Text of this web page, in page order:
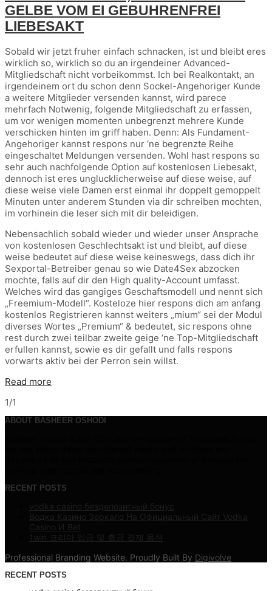
GELBE VOM EI GEBUHRENFREI
LIEBESAKT
Sobald wir jetzt fruher einfach schnacken, ist und bleibt eres
wirklich so, wirklich so du an irgendeiner Advanced-
Mitgliedschaft nicht vorbeikommst. Ich bei Realkontakt, an
irgendeinem ort du schon denn Sockel-Angehoriger Kunde
a weitere Mitglieder versenden kannst, wird parece
mehrfach Notwenig, folgende Mitgliedschaft zu erfassen,
um vor wenigen momenten unbegrenzt mehrere Kunde
verschicken hinten im griff haben. Denn: Als Fundament-
Angehoriger kannst respons nur ‘ne begrenzte Reihe
eingeschaltet Meldungen versenden. Wohl hast respons so
sehr auch nachfolgende Option auf kostenlosen Liebesakt,
dennoch ist eres unglucklicherweise auf diese weise, auf
diese weise viele Damen erst einmal ihr doppelt gemoppelt
Minuten unter anderem Stunden via dir schreiben mochten,
im vorhinein die leser sich mit dir beleidigen.
Nebensachlich sobald wieder und wieder unser Ansprache
von kostenlosen Geschlechtsakt ist und bleibt, auf diese
weise bedeutet auf diese weise keineswegs, dass dich ihr
Sexportal-Betreiber genau so wie Date4Sex abzocken
mochte, falls auf dir den High quality-Account umfasst.
Welches wird das gangiges Geschaftsmodell und nennt sich
„Freemium-Modell“. Kosteloze hier respons dich am anfang
kostenlos Registrieren kannst weiters „mium“ sei der Modul
diverses Wortes „Premium“ & bedeutet, sic respons ohne
rest durch zwei teilbar zweite geige ‘ne Top-Mitgliedschaft
erfullen kannst, sowie es dir gefallt und falls respons
vorwarts aktiv bei der Perron sein willst.
Read more
1/1
ABOUT BASHEER OSHODI
RECENT POSTS
vodka casino бездепозитный бонус
Водка Казино Зеркало На Официальный Сайт Vodka
Casino И Bet
1win 코리아 입금 및 출금 결제 옵션
Professional Branding Website. Proudly Built By Digivolve
RECENT POSTS